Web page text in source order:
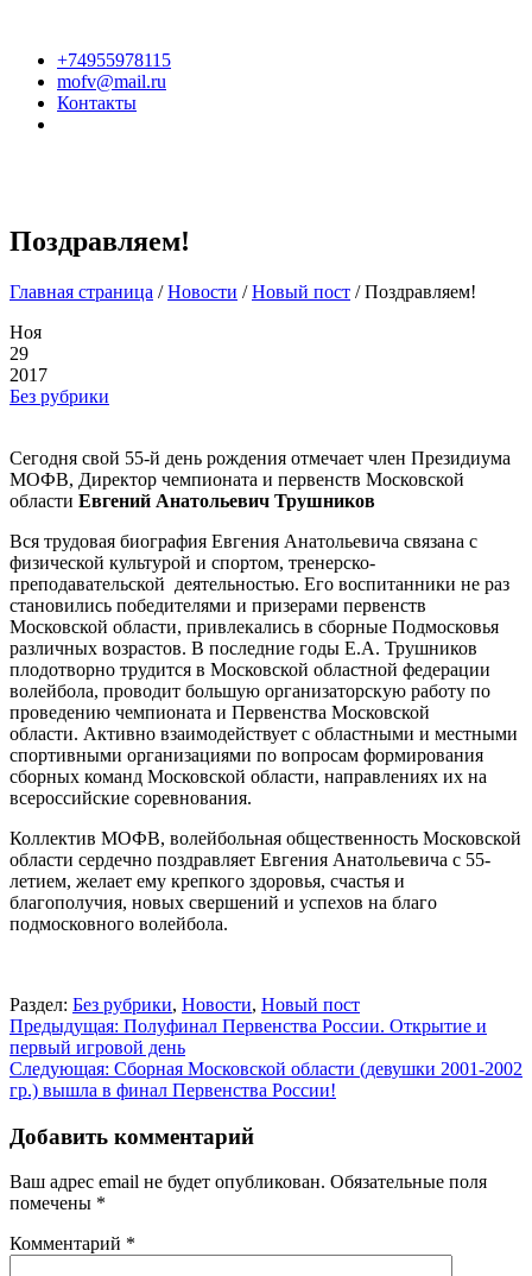
+74955978115
mofv@mail.ru
Контакты
Поздравляем!
Главная страница /Новости /Новый пост /Поздравляем!
Ноя
29
2017
Без рубрики
Сегодня свой 55-й день рождения отмечает член Президиума
МОФВ, Директор чемпионата и первенств Московской
области Евгений Анатольевич Трушников
Вся трудовая биография Евгения Анатольевича связана с
физической культурой и спортом, тренерско-
преподавательской деятельностью. Его воспитанники не раз
становились победителями и призерами первенств
Московской области, привлекались в сборные Подмосковья
различных возрастов. В последние годы Е.А. Трушников
плодотворно трудится в Московской областной федерации
волейбола, проводит большую организаторскую работу по
проведению чемпионата и Первенства Московской
области. Активно взаимодействует с областными и местными
спортивными организациями по вопросам формирования
сборных команд Московской области, направлениях их на
всероссийские соревнования.
Коллектив МОФВ, волейбольная общественность Московской
области сердечно поздравляет Евгения Анатольевича с 55-
летием, желает ему крепкого здоровья, счастья и
благополучия, новых свершений и успехов на благо
подмосковного волейбола.
Раздел: Без рубрики, Новости, Новый пост
Навигация
по
записям
Предыдущая: Полуфинал Первенства России. Открытие и
первый игровой день
Следующая: Сборная Московской области (девушки 2001-2002
гр.) вышла в финал Первенства России!
Добавить комментарий
Ваш адрес email не будет опубликован. Обязательные поля
помечены *
Комментарий *